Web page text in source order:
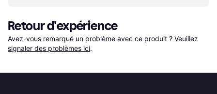
Retour d'expérience
Avez-vous remarqué un problème avec ce produit ? Veuillez
signaler des problèmes ici.